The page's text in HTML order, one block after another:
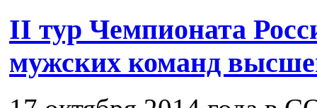
II тур Чемпионата
мужских команд